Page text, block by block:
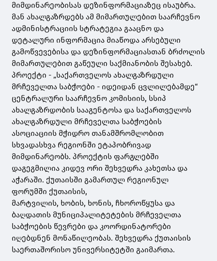
მიმდინარეობისას დეზინფორმაციაზეც ისაუბრა.
მან ახალგაზრდებს ამ მიმართულებით საარჩევნო
ადმინისტრაციის სტრატეგია გააცნო და
დეტალური ინფორმაცია მიაწოდა არსებული
გამოწვევებისა და დეზინფორმაციასთან ბრძოლის
მიმართულებით გაწეული საქმიანობის შესახებ.
პროექტი - „საქართველოს ახალგაზრდული
მრჩეველთა საბჭოები - იდეიდან ცვლილებამდე“
ცენტრალური საარჩევნო კომისიის, სსიპ
ახალგაზრდობის სააგენტოსა და საქართველოს
ახალგაზრდული მრჩეველთა საბჭოების
ასოციაციის მჭიდრო თანამშრომლობით
სხვადასხვა რეგიონში ეტაპობრივად
მიმდინარეობს. პროექტის ფარგლებში
დაგეგმილია კიდევ ორი შეხვედრა კახეთსა და
აჭარაში. ქუთაისში გამართულ რეგიონულ
ფორუმში ქუთაისის,
მარტვილის, ხობის, ხონის, ჩხოროწყუსა და
ბაღდათის მუნიციპალიტეტების მრჩეველთა
საბჭოების წევრები და კოორდინატორები
იღებდნენ მონაწილეობას. შეხვედრა ქუთაისის
საერთაშორისო უნივერსიტეტში გაიმართა.